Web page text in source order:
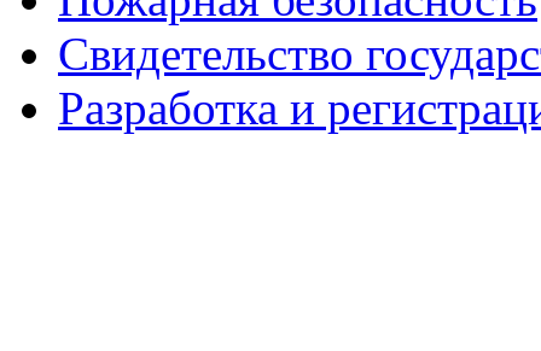
Свидетельство
Разработка и